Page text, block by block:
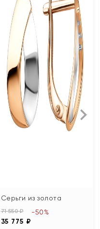
Серьги из золота
71 550 ₽
35 775 ₽
-50%